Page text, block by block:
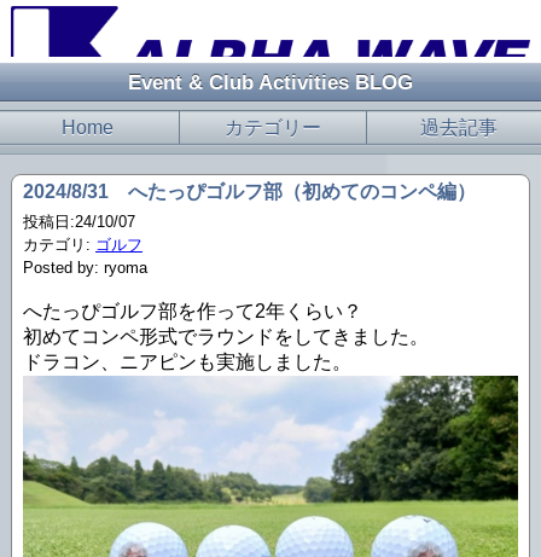
Event & Club Activities BLOG
Home カテゴリー 過去記事
2024/8/31 へたっぴゴルフ部（初めてのコンペ編）
投稿日:24/10/07
カテゴリ: ゴルフ
Posted by: ryoma
へたっぴゴルフ部を作って2年くらい？
初めてコンペ形式でラウンドをしてきました。
ドラコン、ニアピンも実施しました。